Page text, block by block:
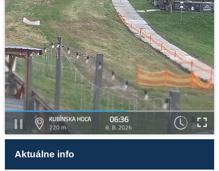
KUBÍNSKA HOĽA
720 m
06:36
8. 8. 2026
Aktuálne info